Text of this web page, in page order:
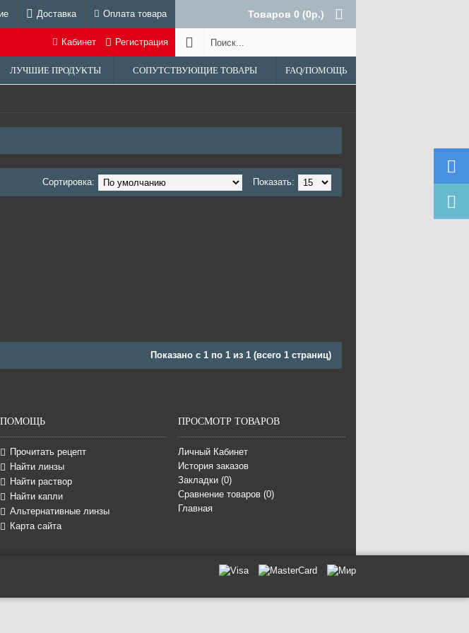
Доставка Оплата товара Товаров 0 (0р.)
Кабинет Регистрация
ЛУЧШИЕ ПРОДУКТЫ СОПУТСТВУЮЩИЕ ТОВАРЫ FAQ/ПОМОЩЬ
Показать:
Сортировка:
Показано с 1 по 1 из 1 (всего 1 страниц)
ПОМОЩЬ
Прочитать рецепт
Найти линзы
Найти раствор
Найти капли
Альтернативные линзы
Карта сайта
ПРОСМОТР ТОВАРОВ
Личный Кабинет
История заказов
Закладки (0)
Сравнение товаров (0)
Главная